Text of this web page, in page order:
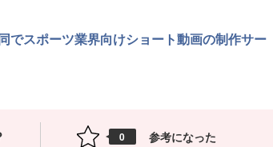
でスポーツ業界向けショート動画の制作サー
0 参考になった